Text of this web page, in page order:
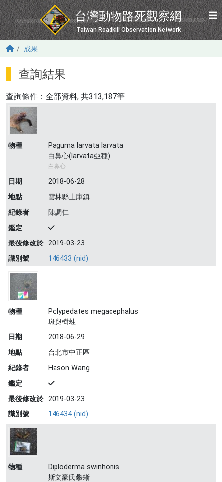
移至主內容
台灣動物路死觀察網
Taiwan Roadkill Observation Network
成果
查詢結果
查詢條件： 全部資料, 共313,187筆
物種
Paguma larvata larvata
白鼻心(larvata亞種)
白鼻心
日期
2018-06-28
地點
雲林縣土庫鎮
紀錄者
陳調仁
鑑定
最後修改於 2019-03-23
識別號
146433 (nid)
物種
Polypedates megacephalus
斑腿樹蛙
日期
2018-06-29
地點
台北市中正區
紀錄者
Hason Wang
鑑定
最後修改於 2019-03-23
識別號
146434 (nid)
物種
Diploderma swinhonis
斯文豪氏攀蜥